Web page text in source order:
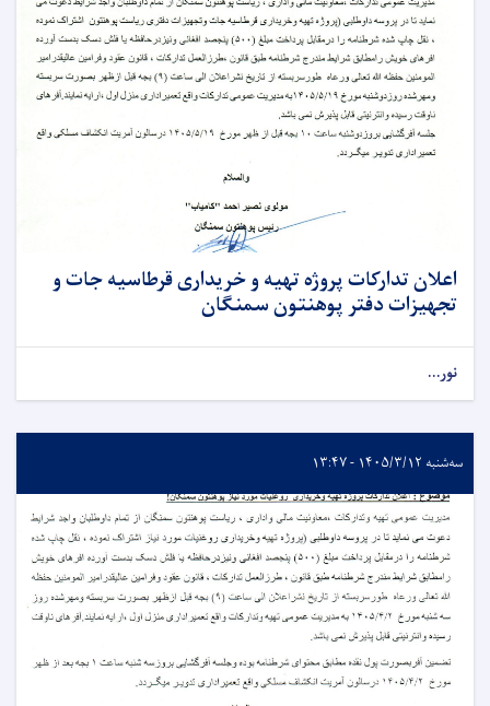
اعلان تدارکات پروژه تهیه و خریداری قرطاسیه جات و
تجهیزات دفتر پوهنتون سمنگان
نور...
سه‌شنبه ۱۴۰۵/۳/۱۲ - ۱۳:۴۷